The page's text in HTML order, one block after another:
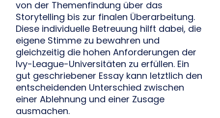
von der Themenfindung über das
Storytelling bis zur finalen Überarbeitung.
Diese individuelle Betreuung hilft dabei, die
eigene Stimme zu bewahren und
gleichzeitig die hohen Anforderungen der
Ivy-League-Universitäten zu erfüllen. Ein
gut geschriebener Essay kann letztlich den
entscheidenden Unterschied zwischen
einer Ablehnung und einer Zusage
ausmachen.